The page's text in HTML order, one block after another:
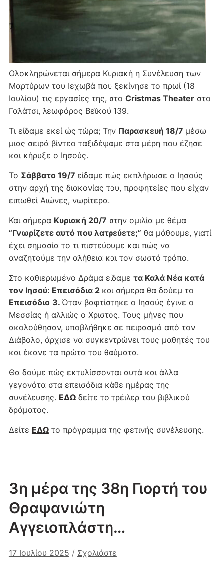
Ολοκληρώνεται σήμερα Κυριακή η Συνέλευση των
Μαρτύρων του Ιεχωβά που ξεκίνησε το πρωί (18
Ιουλίου) τις εργασίες της, στο Cristmas Theaterστο
Γαλάτσι, λεωφόρος Βεϊκού 139.
Τι είδαμε εκεί ώς τώρα; Την Παρασκευή 18/7 μέσω
μιας σειρά βίντεο ταξιδέψαμε στα μέρη που έζησε
και κήρυξε ο Ιησούς.
Το Σάββατο 19/7 είδαμε πώς εκπλήρωσε ο Ιησούς
στην αρχή της διακονίας του, προφητείες που είχαν
ειπωθεί Αιώνες, νωρίτερα.
Και σήμερα Κυριακή 20/7 στην ομιλία με θέμα
“Γνωρίζετε αυτό που λατρεύετε;” θα μάθουμε, γιατί
έχει σημασία το τι πιστεύουμε και πώς να
αναζητούμε την αλήθεια και τον σωστό τρόπο.
Στο καθιερωμένο Δράμα είδαμε τα Καλά Νέα κατά
τον Ιησού: Επεισόδια 2 και σήμερα θα δούεμ το
Επεισόδιο 3. Όταν βαφτίστηκε ο Ιησούς έγινε ο
Μεσσίας ή αλλιώς ο Χριστός. Τους μήνες που
ακολούθησαν, υποβλήθηκε σε πειρασμό από τον
Διάβολο, άρχισε να συγκεντρώνει τους μαθητές του
και έκανε τα πρώτα του θαύματα.
Θα δούμε πώς εκτυλίσσονται αυτά και άλλα
γεγονότα στα επεισόδια κάθε ημέρας της
συνέλευσης. ΕΔΩδείτε το τρέιλερ του βιβλικού
δράματος.
Δείτε ΕΔΩτο πρόγραμμα της φετινής συνέλευσης.
3η μέρα της 38η Γιορτή του
Θραψανιώτη
Αγγειοπλάστη…
17 Ιουλίου 2025 / Σχολιάστε